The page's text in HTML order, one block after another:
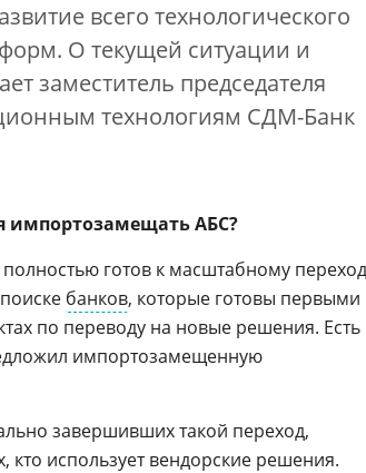
всего технологического
О текущей ситуации и
заместитель председателя
технологиям СДМ-Банк
импортозамещать АБС?
готов к масштабному
банков, которые готовы первыми
по переводу на новые решения. Есть
импортозамещенную
завершивших такой переход,
использует вендорские решения.